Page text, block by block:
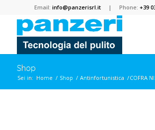
Email:info@panzerisrl.it | Phone:+39
Shop
Sei in: Home / Shop / Antinfortunistica /COFRA